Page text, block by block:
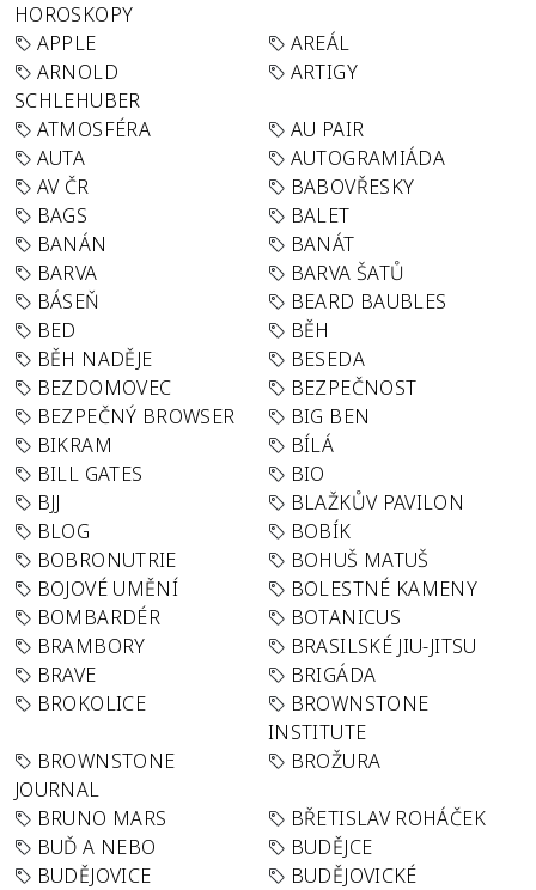
HOROSKOPY
APPLE
AREÁL
ARNOLD
SCHLEHUBER
ARTIGY
ATMOSFÉRA
AU PAIR
AUTA
AUTOGRAMIÁDA
AV ČR
BABOVŘESKY
BAGS
BALET
BANÁN
BANÁT
BARVA
BARVA ŠATŮ
BÁSEŇ
BEARD BAUBLES
BED
BĚH
BĚH NADĚJE
BESEDA
BEZDOMOVEC
BEZPEČNOST
BEZPEČNÝ BROWSER
BIG BEN
BIKRAM
BÍLÁ
BILL GATES
BIO
BJJ
BLAŽKŮV PAVILON
BLOG
BOBÍK
BOBRONUTRIE
BOHUŠ MATUŠ
BOJOVÉ UMĚNÍ
BOLESTNÉ KAMENY
BOMBARDÉR
BOTANICUS
BRAMBORY
BRASILSKÉ JIU-JITSU
BRAVE
BRIGÁDA
BROKOLICE
BROWNSTONE
INSTITUTE
BROWNSTONE
JOURNAL
BROŽURA
BRUNO MARS
BŘETISLAV ROHÁČEK
BUĎ A NEBO
BUDĚJCE
BUDĚJOVICE
BUDĚJOVICKÉ